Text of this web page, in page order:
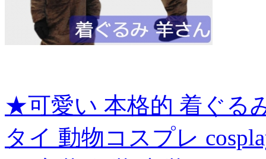
★可愛い 本格的 着ぐる
タイ 動物コスプレ